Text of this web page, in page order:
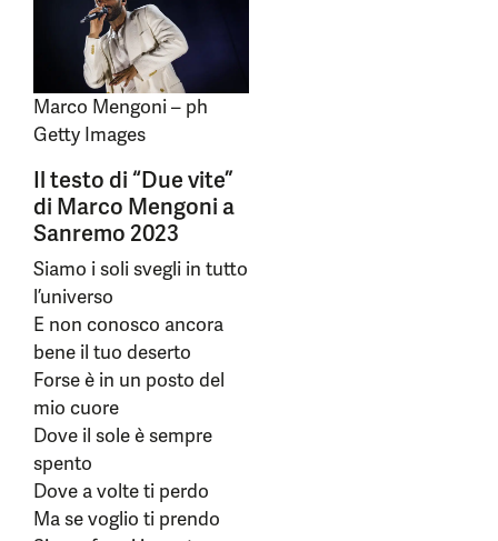
Marco Mengoni – ph
Getty Images
Il testo di “Due vite”
di Marco Mengoni a
Sanremo 2023
Siamo i soli svegli in tutto
l’universo
E non conosco ancora
bene il tuo deserto
Forse è in un posto del
mio cuore
Dove il sole è sempre
spento
Dove a volte ti perdo
Ma se voglio ti prendo